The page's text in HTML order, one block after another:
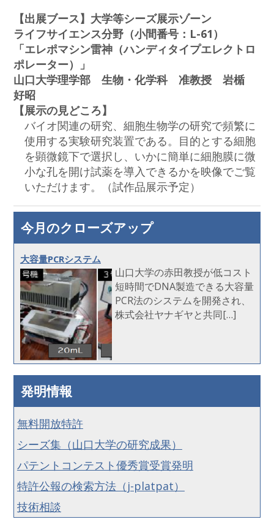
【出展ブース】大学等シーズ展示ゾーン
ライフサイエンス分野（小間番号：L-61）
「エレポマシン雷神（ハンディタイプエレクトロ
ポレーター）」
山口大学理学部 生物・化学科 准教授 岩楯
好昭
【展示の見どころ】
バイオ関連の研究、細胞生物学の研究で頻繁に
使用する実験研究装置である。目的とする細胞
を顕微鏡下で選択し、いかに簡単に細胞膜に微
小な孔を開け試薬を導入できるかを映像でご覧
いただけます。（試作品展示予定）
今月のクローズアップ
大容量PCRシステム
山口大学の赤田教授が低コスト
短時間でDNA製造できる大容量
PCR法のシステムを開発され、
株式会社ヤナギヤと共同[…]
発明情報
無料開放特許
シーズ集（山口大学の研究成果）
パテントコンテスト優秀賞受賞発明
特許公報の検索方法（j-platpat）
技術相談